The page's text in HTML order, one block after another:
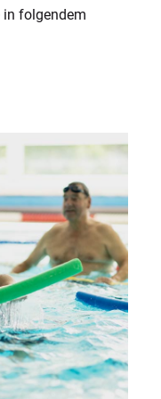
in folgendem